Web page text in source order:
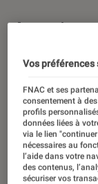
Autour de ce
Netflix
À la une
Vos préférences
FNAC et ses
consentement à
profils
données liées à
via le lien
nécessaires au
l’aide dans votre
des contenus,
sécuriser vos